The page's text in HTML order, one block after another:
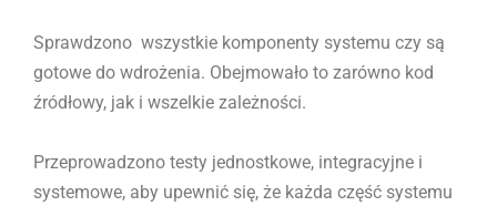
Sprawdzono wszystkie komponenty systemu czy są
gotowe do wdrożenia. Obejmowało to zarówno kod
źródłowy, jak i wszelkie zależności.
Przeprowadzono testy jednostkowe, integracyjne i
systemowe, aby upewnić się, że każda część systemu